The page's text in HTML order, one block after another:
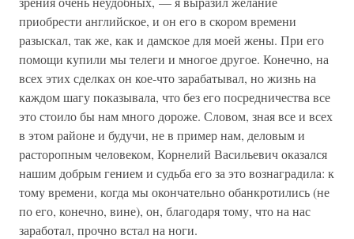
приобрести английское, и он его в скором времени
разыскал, так же, как и дамское для моей жены. При его
помощи купили мы телеги и многое другое. Конечно, на
всех этих сделках он кое-что зарабатывал, но жизнь на
каждом шагу показывала, что без его посредничества все
это стоило бы нам много дороже. Словом, зная все и всех
в этом районе и будучи, не в пример нам, деловым и
расторопным человеком, Корнелий Васильевич оказался
нашим добрым гением и судьба его за это вознаградила: к
тому времени, когда мы окончательно обанкротились (не
по его, конечно, вине), он, благодаря тому, что на нас
заработал, прочно встал на ноги.